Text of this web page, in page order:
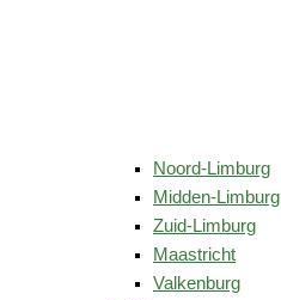
Noord-Limburg
Midden-Limburg
Zuid-Limburg
Maastricht
Valkenburg